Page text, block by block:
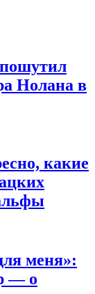
Нолана в
какие
меня»:
— о